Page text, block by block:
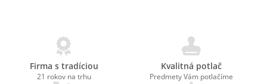
Firma s tradíciou
21 rokov na trhu
Kvalitná potlač
Predmety Vám potlačíme